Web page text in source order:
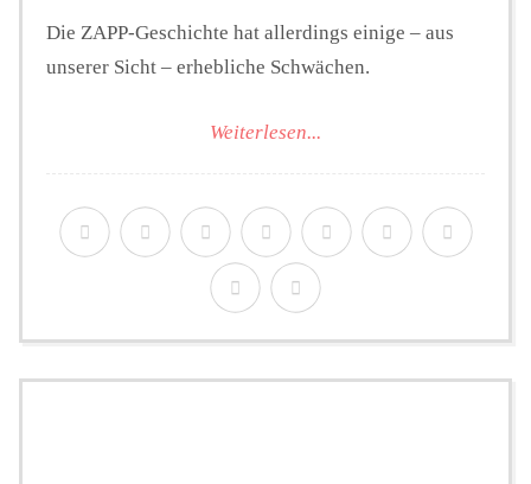
Die ZAPP-Geschichte hat allerdings einige – aus
unserer Sicht – erhebliche Schwächen.
Weiterlesen...